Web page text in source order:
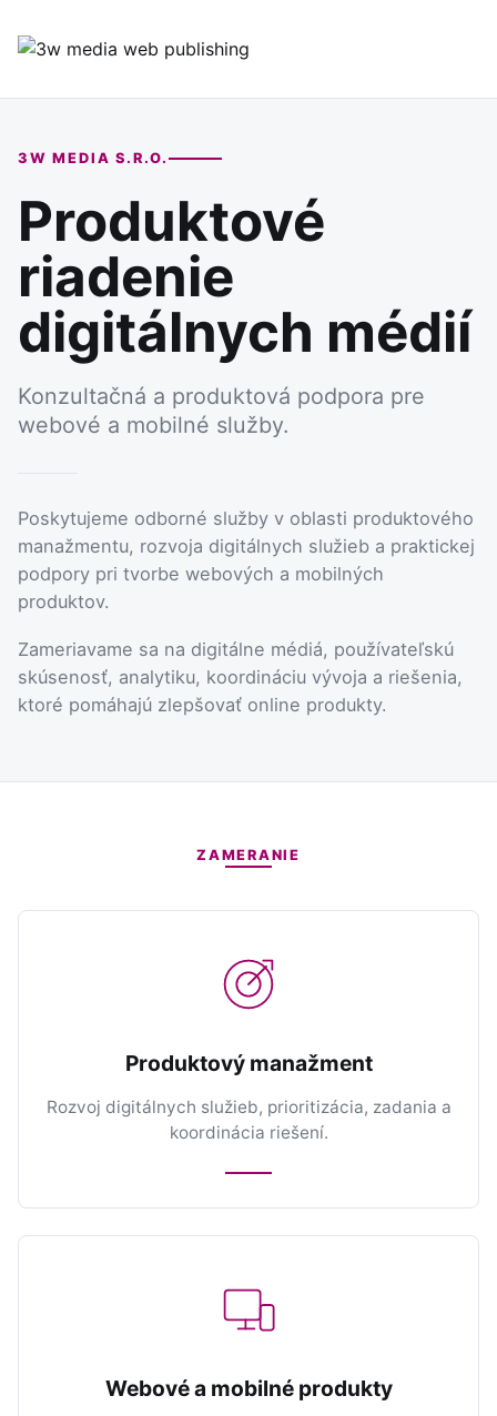
3W MEDIA S.R.O.
Produktové
riadenie
digitálnych médií
Konzultačná a produktová podpora pre
webové a mobilné služby.
Poskytujeme odborné služby v oblasti produktového
manažmentu, rozvoja digitálnych služieb a praktickej
podpory pri tvorbe webových a mobilných
produktov.
Zameriavame sa na digitálne médiá, používateľskú
skúsenosť, analytiku, koordináciu vývoja a riešenia,
ktoré pomáhajú zlepšovať online produkty.
ZAMERANIE
Produktový manažment
Rozvoj digitálnych služieb, prioritizácia, zadania a
koordinácia riešení.
Webové a mobilné produkty